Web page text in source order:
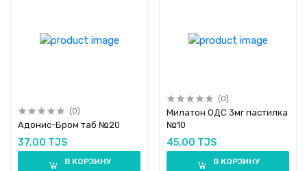
(0)
Адонис-Бром таб №20
37,00 TJS
В КОРЗИНУ
(0)
Милатон ОДС 3мг пастилка
№10
45,00 TJS
В КОРЗИНУ